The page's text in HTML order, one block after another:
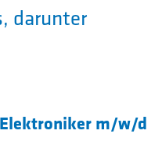
darunter
m/w/d